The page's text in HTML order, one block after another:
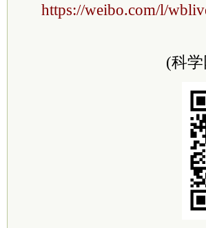
https://weibo.com/l/
(科